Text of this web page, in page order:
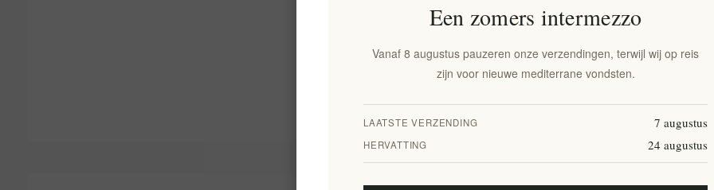
Toevoegen aan verlanglijst
2-8 dagen
Een zomers intermezzo
Vanaf 8 augustus pauzeren onze verzendingen, terwijl wij op reis
zijn voor nieuwe mediterrane vondsten.
LAATSTE VERZENDING 7 augustus
HERVATTING 24 augustus